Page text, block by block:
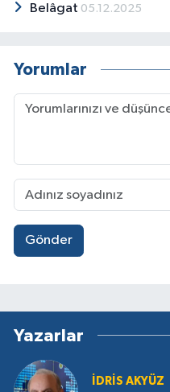
Belâgat 05.12.2025
Yorumlar
Gönder
Yazarlar
İDRIS AKYÜZ